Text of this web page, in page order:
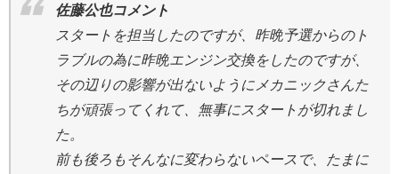
佐藤公也コメント
スタートを担当したのですが、昨晩予選からのト
ラブルの為に昨晩エンジン交換をしたのですが、
その辺りの影響が出ないようにメカニックさんた
ちが頑張ってくれて、無事にスタートが切れまし
た。
前も後ろもそんなに変わらないペースで、たまに